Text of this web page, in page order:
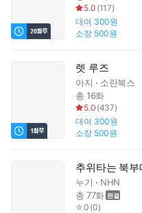
5.0 (117)
대여 300원
소장 500원
렛 루즈
아지
소란북스
총 16화
5.0 (437)
대여 300원
소장 500원
추위타는 북부
누기
NHN
총 77화
0 (0)